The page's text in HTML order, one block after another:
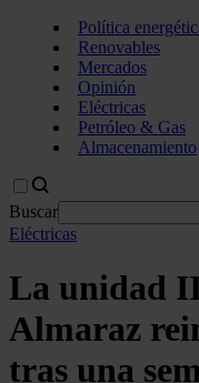
Política
Renovables
Mercados
Opinión
Eléctricas
Petróleo & Gas
Almacenamiento
Buscar
Eléctricas
La unidad
Almaraz
tras una